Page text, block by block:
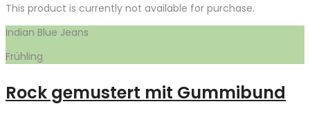
This product is currently not available for purchase.
Indian Blue Jeans
Frühling
Rock gemustert mit Gummibund